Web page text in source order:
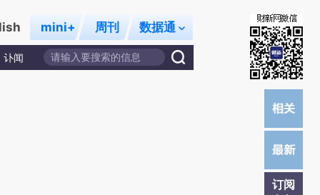
mini+ 周刊 数据通
讣闻
订阅